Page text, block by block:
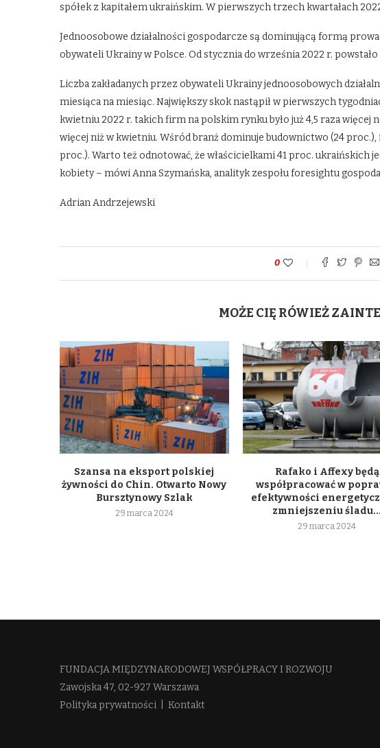
spółek z kapitałem ukraińskim. W pierwszych trzech kwartałach
Jednoosobowe działalności gospodarcze są dominującą formą
obywateli Ukrainy w Polsce. Od stycznia do września 2022 r. powstało
Liczba zakładanych przez obywateli Ukrainy jednoosobowych
miesiąca na miesiąc. Największy skok nastąpił w pierwszych
kwietniu 2022 r. takich firm na polskim rynku było już 4,5 raza więcej
więcej niż w kwietniu. Wśród branż dominuje budownictwo (24 proc.),
proc.). Warto też odnotować, że właścicielkami 41 proc. ukraińskich
kobiety – mówi Anna Szymańska, analityk zespołu foresightu
Adrian Andrzejewski
0
MOŻE CIĘ RÓWIEŻ
Szansa na eksport polskiej
żywności do Chin. Otwarto Nowy
Bursztynowy Szlak
29 marca 2024
Rafako i Affexy będą
współpracować w
efektywności
zmniejszeniu śladu...
29 marca 2024
FUNDACJA MIĘDZYNARODOWEJ WSPÓŁPRACY I ROZWOJU​
Zawojska 47, 02-927 Warszawa
Polityka prywatności
Kontakt